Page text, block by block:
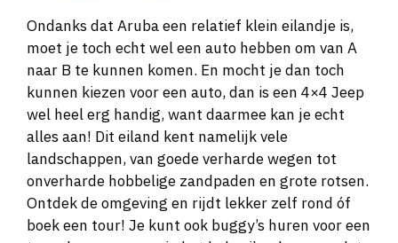
Ondanks dat Aruba een relatief klein eilandje is,
moet je toch echt wel een auto hebben om van A
naar B te kunnen komen. En mocht je dan toch
kunnen kiezen voor een auto, dan is een 4×4 Jeep
wel heel erg handig, want daarmee kan je echt
alles aan! Dit eiland kent namelijk vele
landschappen, van goede verharde wegen tot
onverharde hobbelige zandpaden en grote rotsen.
Ontdek de omgeving en rijdt lekker zelf rond óf
boek een tour! Je kunt ook buggy’s huren voor een